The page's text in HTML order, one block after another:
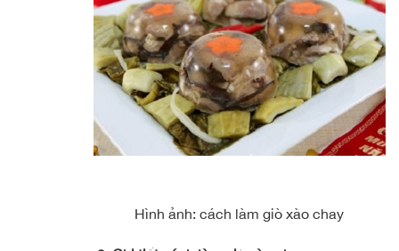
Hình ảnh: cách làm giò xào chay